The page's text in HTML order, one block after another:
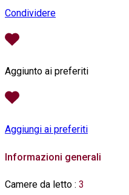
Condividere
Aggiunto ai preferiti
Aggiungi ai preferiti
Informazioni generali
Camere da letto : 3